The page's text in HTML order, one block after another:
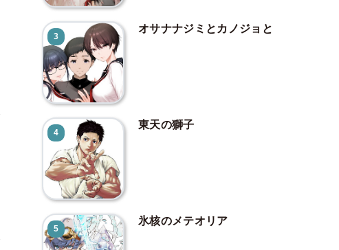
3
オサナナジミとカノジョと
4
東天の獅子
5
氷核のメテオリア